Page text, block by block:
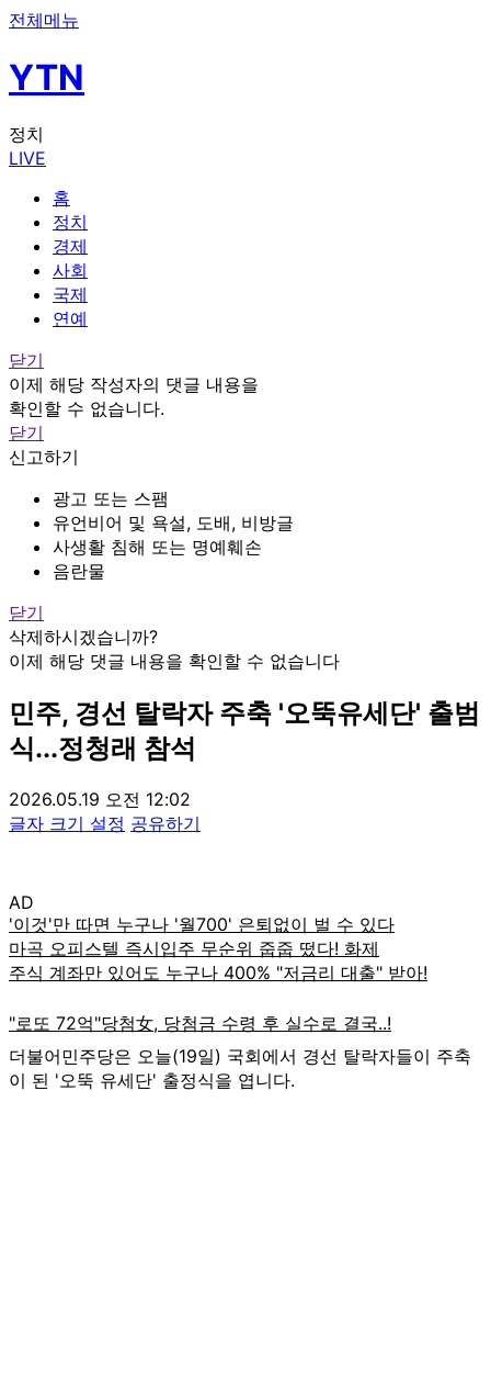
전체메뉴
YTN
정치
LIVE
홈
정치
경제
사회
국제
연예
닫기
이제 해당 작성자의 댓글 내용을
확인할 수 없습니다.
닫기
신고하기
광고 또는 스팸
유언비어 및 욕설, 도배, 비방글
사생활 침해 또는 명예훼손
음란물
닫기
삭제하시겠습니까?
이제 해당 댓글 내용을 확인할 수 없습니다
민주, 경선 탈락자 주축 '오뚝유세단' 출범
식...정청래 참석
2026.05.19 오전 12:02
글자 크기 설정 공유하기
AD
더불어민주당은 오늘(19일) 국회에서 경선 탈락자들이 주축
이 된 '오뚝 유세단' 출정식을 엽니다.